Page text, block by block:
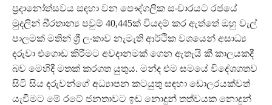
ප්‍රදානෝත්සවය සඳහා වන පෞද්ගලික සංචාරයට රජයේ
මුදලින් බි්‍රතාන්‍ය පවුම් 40,445ක් වියදම් කර ඇත්තේ ඔහු වැල්
පාලමක් මතින් ශ්‍රී ලංකාව නැමැති ආර්ථික වශයෙන් අසාධ්‍ය
දරුවා එගොඩ කිරීමට අවදානමක් ගෙන ඇතැයි කී කාලයකදී
බව මෙහිදී මතක් කරගත යුතුය. මන්ද එම සමයේ විදේශගතව
සිටි සිය දරුවන්ගේ අධ්‍යාපන කටයුතු සඳහා ඩොලරයක්වත්
යැවීමට මේ රටේ ජනතාවට ඉඩ නොදුන් තත්වයක නොදුන්